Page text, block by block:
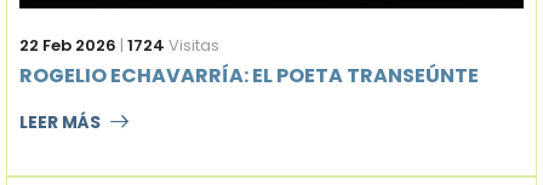
22 Feb 2026 | 1724 Visitas
ROGELIO ECHAVARRÍA: EL POETA TRANSEÚNTE
LEER MÁS